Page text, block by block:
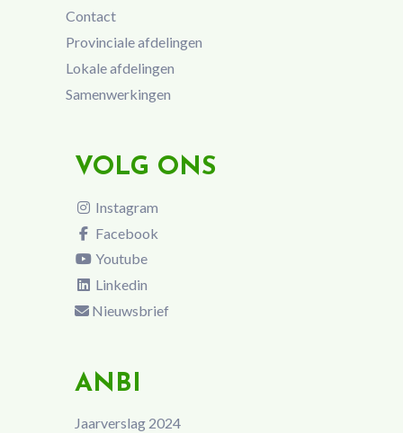
Contact
Provinciale afdelingen
Lokale afdelingen
Samenwerkingen
VOLG ONS
Instagram
Facebook
Youtube
Linkedin
Nieuwsbrief
ANBI
Jaarverslag 2024